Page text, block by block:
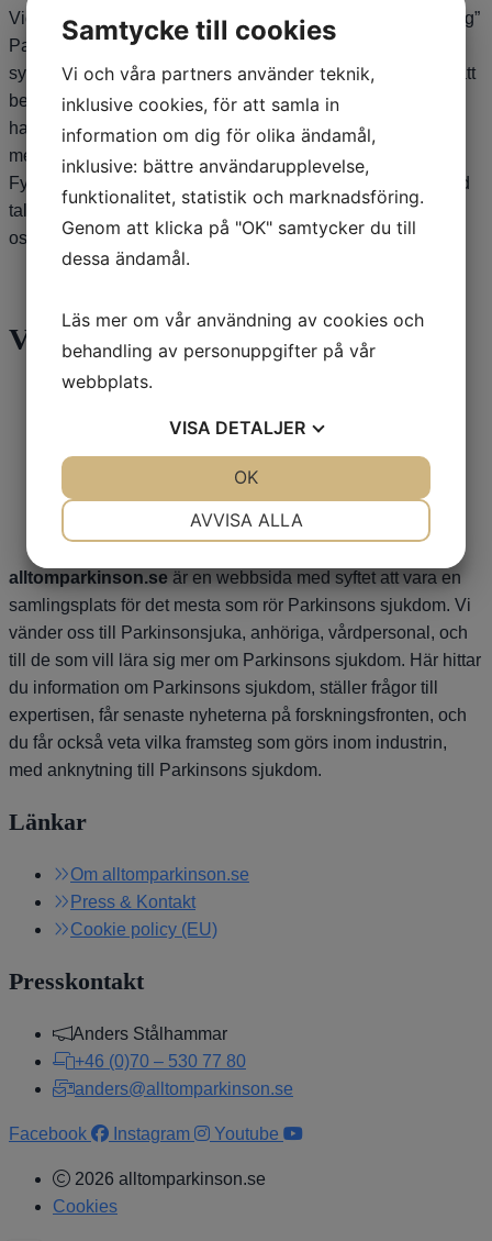
Vid MSA-P är det värt att prova levodopa eller annan ”vanlig”
Parkinsonbehandling eftersom det kan ha effekt mot en del
symtom, åtminstone i början. I övrigt får man inrikta sig på att
behandla specifika symtom, beroende på vilka besvär man
har. Exempelvis blodtryckshöjande mot blodtrycksfall,
mediciner mot urinträngningar, depressivitet/oro etc.
Fysioterapi mot balanssvårigheter, kontakt med logoped vid
tal- eller sväljningspåverkan, arbetsterapeut för hjälpmedel
osv. /Dag Nyholm
Våra sponsorer
alltomparkinson.se är en webbsida med syftet att vara en
samlingsplats för det mesta som rör Parkinsons sjukdom. Vi
vänder oss till Parkinsonsjuka, anhöriga, vårdpersonal, och
till de som vill lära sig mer om Parkinsons sjukdom. Här hittar
du information om Parkinsons sjukdom, ställer frågor till
expertisen, får senaste nyheterna på forskningsfronten, och
du får också veta vilka framsteg som görs inom industrin,
med anknytning till Parkinsons sjukdom.
Länkar
Om alltomparkinson.se
Press & Kontakt
Cookie policy (EU)
Presskontakt
Anders Stålhammar
+46 (0)70 – 530 77 80
anders@alltomparkinson.se
Facebook Instagram Youtube
2026 alltomparkinson.se
Cookies
Samtycke till cookies
Vi och våra partners använder teknik,
inklusive cookies, för att samla in
information om dig för olika ändamål,
inklusive: bättre användarupplevelse,
funktionalitet, statistik och marknadsföring.
Genom att klicka på "OK" samtycker du till
dessa ändamål.
Läs mer om vår användning av cookies och
behandling av personuppgifter på vår
webbplats.
VISA DETALJER
MARKNADSFÖRING STATISTIK
AVVISA ALLA
OK